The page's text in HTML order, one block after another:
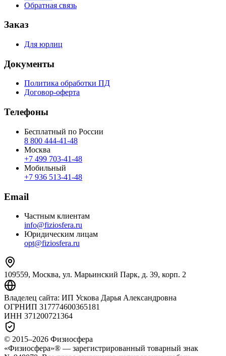
Обратная связь
Заказ
Для юрлиц
Документы
Политика обработки ПД
Договор-оферта
Телефоны
Бесплатный по России
8 800 444‑41‑48
Москва
+7 499 703‑41‑48
Мобильный
+7 936 513‑41‑48
Email
Частным клиентам
info@fiziosfera.ru
Юридическим лицам
opt@fiziosfera.ru
109559, Москва, ул. Марьинский Парк, д. 39, корп. 2
Владелец сайта: ИП Ускова Дарья Александровна
ОГРНИП 317774600365181
ИНН 371200721364
© 2015–2026 Физиосфера
«Физиосфера»® — зарегистрированный товарный знак